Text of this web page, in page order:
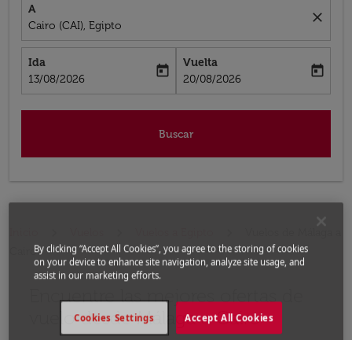
A
Cairo (CAI), Egipto
close
Ida
fc-booking-departure-date-aria-label
13/08/2026
today
Vuelta
fc-booking-return-date-aria-label
20/08/2026
today
Buscar
Cairo
Encuentre las mejores ofertas de
vuelo desde Málaga a Cairo
By clicking “Accept All Cookies”, you agree to the storing of cookies
on your device to enhance site navigation, analyze site usage, and
assist in our marketing efforts.
Accept All Cookies
Cookies Settings